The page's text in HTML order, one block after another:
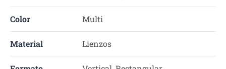
Color Multi
Material Lienzos